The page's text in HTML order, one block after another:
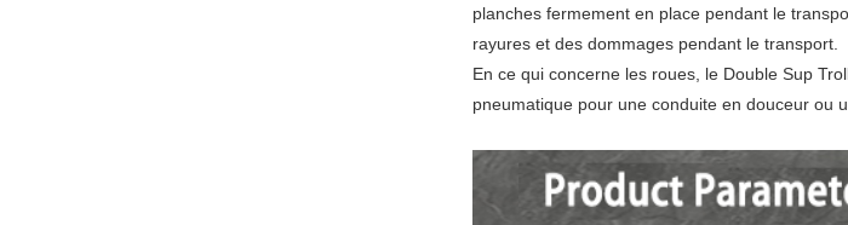
planches fermement en place pendant le
rayures et des dommages pendant le transport.
En ce qui concerne les roues, le Double Sup
pneumatique pour une conduite en douceur ou